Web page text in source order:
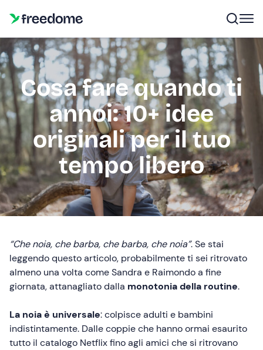
Cosa fare quando ti
annoi: 10+ idee
originali per il tuo
tempo libero
“Che noia, che barba, che barba, che noia”. Se stai
leggendo questo articolo, probabilmente ti sei ritrovato
almeno una volta come Sandra e Raimondo a fine
giornata, attanagliato dalla monotonia della routine.
La noia è universale: colpisce adulti e bambini
indistintamente. Dalle coppie che hanno ormai esaurito
tutto il catalogo Netflix fino agli amici che si ritrovano